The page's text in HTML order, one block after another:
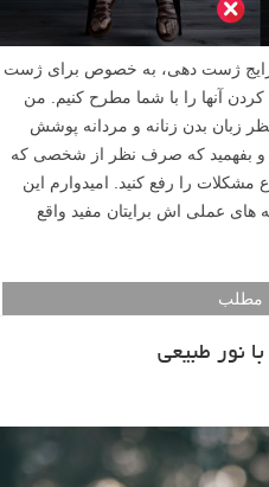
رایج ژست دهی، به خصوص برای ژست
آنها را با شما مطرح کنیم. من
زبان بدن زنانه و مردانه پوشش
و بفهمید که صرف نظر از شخصی که
مشکلات را رفع کنید. امیدوارم این
عملی اش برایتان مفید واقع
مطلب
نور طبیعی